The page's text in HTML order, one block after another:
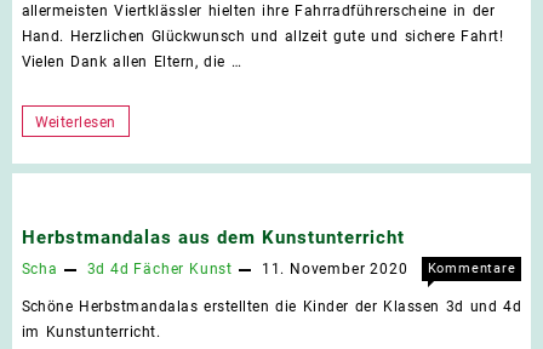
allermeisten Viertklässler hielten ihre Fahrradführerscheine in der
Hand. Herzlichen Glückwunsch und allzeit gute und sichere Fahrt!
Vielen Dank allen Eltern, die …
Fahrradführerscheine
Weiterlesen
Herbstmandalas aus dem Kunstunterricht
Scha 3d 4d Fächer Kunst 11. November 2020
Kommentare
Schöne Herbstmandalas erstellten die Kinder der Klassen 3d und 4d
im Kunstunterricht.